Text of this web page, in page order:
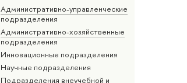
Административно-управленческие
подразделения
Административно-хозяйственные
подразделения
Инновационные подразделения
Научные подразделения
Подразделения внеучебной и